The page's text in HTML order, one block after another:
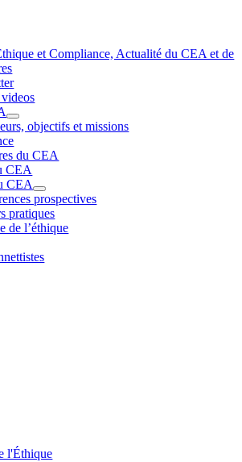
et Compliance, Actualité du CEA et de
objectifs et missions
du CEA
CEA
CEA
prospectives
pratiques
de l’éthique
l'Éthique